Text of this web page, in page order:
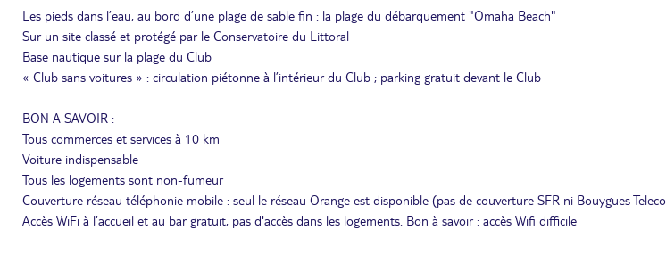
Les pieds dans l’eau, au bord d’une plage de sable fin : la plage du débarquement "Omaha Beach"
Sur un site classé et protégé par le Conservatoire du Littoral
Base nautique sur la plage du Club
« Club sans voitures » : circulation piétonne à l’intérieur du Club ; parking gratuit devant le Club
BON A SAVOIR :
Tous commerces et services à 10 km
Voiture indispensable
Tous les logements sont non-fumeur
Couverture réseau téléphonie mobile : seul le réseau Orange est disponible (pas de couverture SFR ni Bouygues
Accès WiFi à l’accueil et au bar gratuit, pas d'accès dans les logements. Bon à savoir : accès Wifi difficile